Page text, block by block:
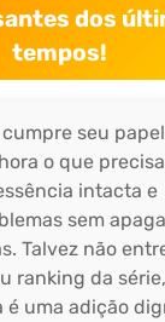
dos
tempos!
seu
o que
intacta e
sem
Talvez não
ranking da
é uma adição